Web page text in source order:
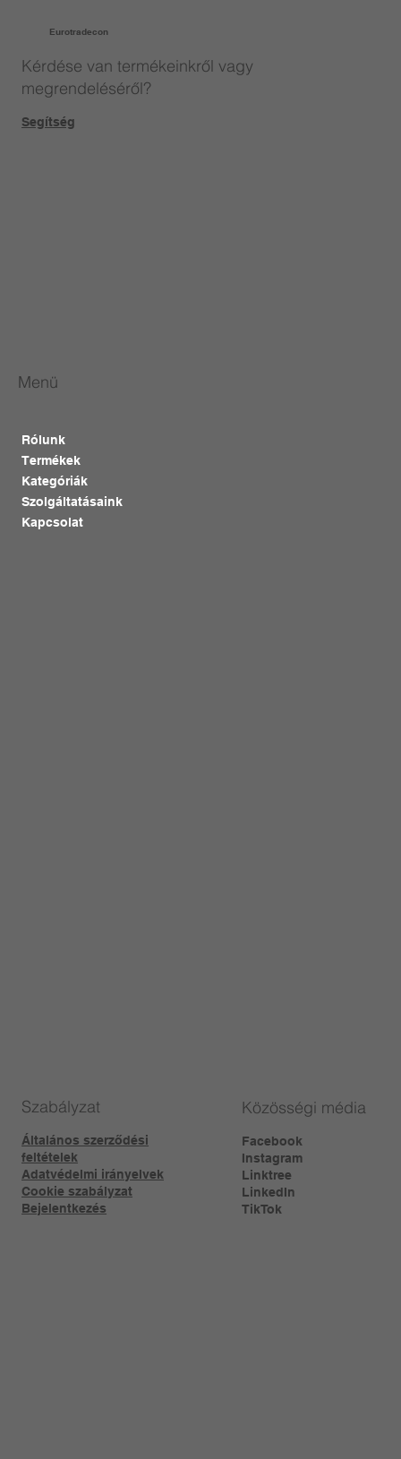
Eurotradecon
Kérdése van termékeinkről vagy
megrendeléséről?
Segítség
Szabályzat
Általános szerződési
feltételek
Adatvédelmi irányelvek
Cookie szabályzat
Bejelentkezés
Menü
Rólunk
Termékek
Kategóriák
Szolgáltatásaink
Kapcsolat
Közösségi média
Facebook
Instagram
Linktree​
LinkedIn
TikTok